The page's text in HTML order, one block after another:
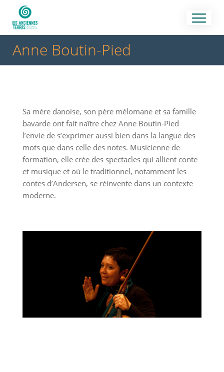
Anne Boutin-Pied
Sa mère danoise, son père mélomane et sa famille
bavarde ont fait naître chez Anne Boutin-Pied
l’envie de s’exprimer aussi bien dans la langue des
mots que dans celle des notes. Musicienne de
formation, elle crée des spectacles qui allient conte
et musique et où le traditionnel, notamment les
contes d’Andersen, se réinvente dans un contexte
moderne.